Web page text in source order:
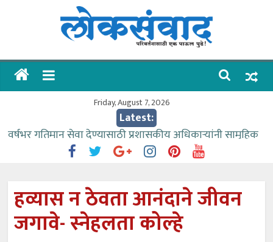
लोकसंवाद
ताज्या
Friday, August 7, 2026
Latest:
वर्षभर गतिमान सेवा देण्यासाठी प्रशासकीय अधिकाऱ्यांनी सामुहिक
प्रयत्न करावे – आमदार काळे
आत्मामालिक गुरूकूलाचे २२८ विद्यार्थी शिष्यवृत्तीस पात्र
ईच्छा आणि मेहनतीच्या बळावर यश मिळवता येते – शिवप्रसाद
हव्यास न ठेवता आनंदाने जीवन
जगावे- स्नेहलता कोल्हे